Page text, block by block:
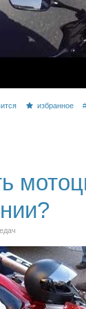
избранное